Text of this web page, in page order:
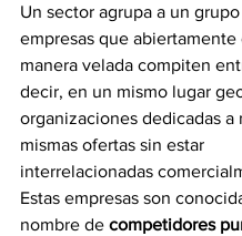
Un sector agrupa a un
empresas que abiertamente
manera velada compiten
decir, en un mismo lugar
organizaciones dedicadas a
mismas ofertas sin estar
interrelacionadas
Estas empresas son
nombre de competidores